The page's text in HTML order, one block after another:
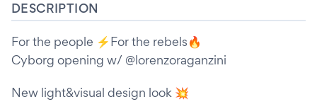
DESCRIPTION
For the people ⚡️For the rebels🔥
Cyborg opening w/ @lorenzoraganzini
New light&visual design look 💥